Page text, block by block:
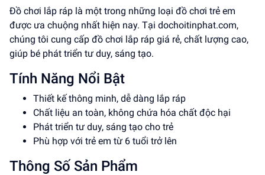
Đồ chơi lắp ráp là một trong những loại đồ chơi trẻ em
được ưa chuộng nhất hiện nay. Tại dochoitinphat.com,
chúng tôi cung cấp đồ chơi lắp ráp giá rẻ, chất lượng cao,
giúp bé phát triển tư duy, sáng tạo.
Tính Năng Nổi Bật
Thiết kế thông minh, dễ dàng lắp ráp
Chất liệu an toàn, không chứa hóa chất độc hại
Phát triển tư duy, sáng tạo cho trẻ
Phù hợp với trẻ em từ 6 tuổi trở lên
Thông Số Sản Phẩm